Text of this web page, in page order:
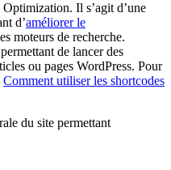
Il s’agit d’une
d’améliorer le
moteurs de recherche.
de lancer des
ou pages WordPress. Pour
Comment utiliser les shortcodes
du site permettant